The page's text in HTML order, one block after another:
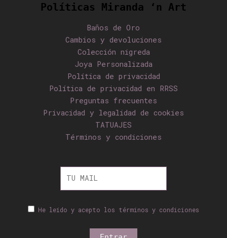
Políticas Miranda ‘n Art
Baños de Oro
Cambios y devoluciones
Colección nigreda
Joya Personalizada
Política de privacidad
Política de privacidad en RRSS
Preguntas frecuentes
Privacidad y legalidad de cookies
TATUAJES
Términos y condiciones
He leído y acepto los términos y condiciones